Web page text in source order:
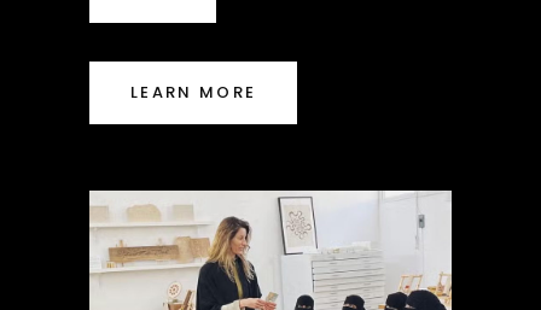
LEARN MORE